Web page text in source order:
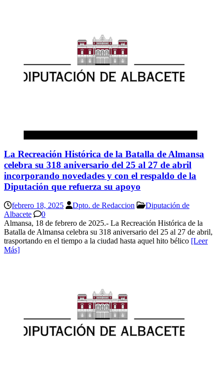
La Recreación Histórica de la Batalla de Almansa
celebra su 318 aniversario del 25 al 27 de abril
incorporando novedades y con el respaldo de la
Diputación que refuerza su apoyo
febrero 18, 2025 Dpto. de Redaccion
Diputación de
Albacete
0
Almansa, 18 de febrero de 2025.- La Recreación Histórica de la
Batalla de Almansa celebra su 318 aniversario del 25 al 27 de abril,
trasportando en el tiempo a la ciudad hasta aquel hito bélico [Leer
Más]